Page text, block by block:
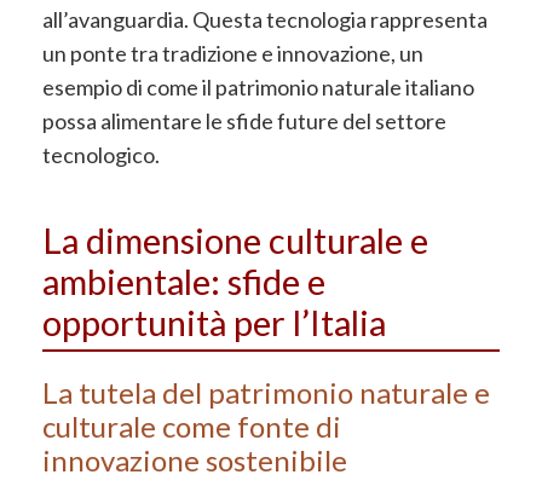
all’avanguardia. Questa tecnologia rappresenta
un ponte tra tradizione e innovazione, un
esempio di come il patrimonio naturale italiano
possa alimentare le sfide future del settore
tecnologico.
La dimensione culturale e
ambientale: sfide e
opportunità per l’Italia
La tutela del patrimonio naturale e
culturale come fonte di
innovazione sostenibile